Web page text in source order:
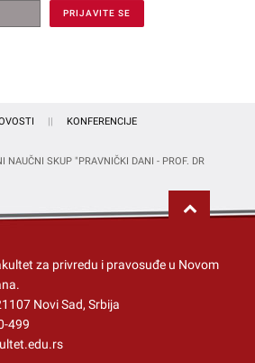
KONFERENCIJE
NAUČNI SKUP "PRAVNIČKI DANI - PROF. DR
za privredu i pravosuđe u Novom
Novi Sad, Srbija
499